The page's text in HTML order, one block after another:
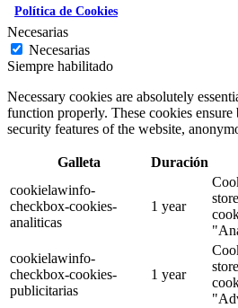
Política de Cookies
Necesarias
Necesarias
Siempre habilitado
Necessary cookies are absolutely
function properly. These cookies
security features of the website,
Galleta Duración
cookielawinfo-
checkbox-cookies-
analiticas
1 year
cookielawinfo-
checkbox-cookies-
publicitarias
1 year